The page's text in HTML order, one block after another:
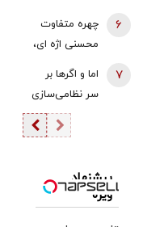
ایران را آغاز کرد
چهره متفاوت
محسنی اژه ای،
بدون عبا و
عمامه + عکس
6
اما و اگرها بر
سر نظامی‌سازی
مرزها |
همکاری‌های
امنیتی اسپانیا
و مراکش با
7
پیشنهاد
ویژه